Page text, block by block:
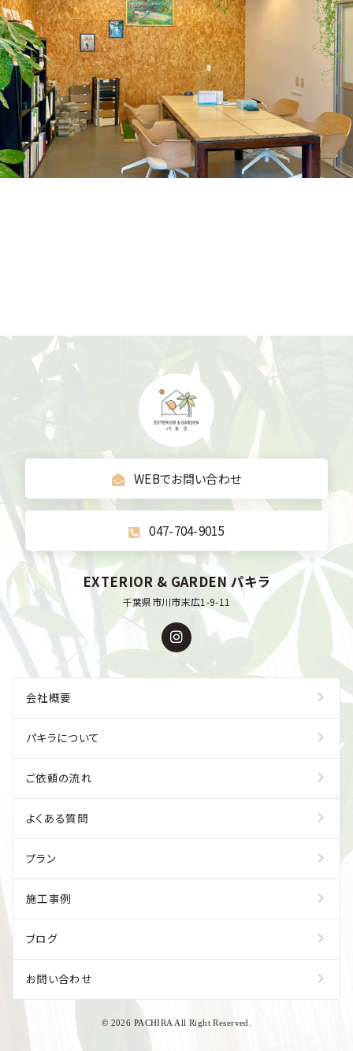
WEBでお問い合わせ
047-704-9015
EXTERIOR & GARDEN パキラ
千葉県市川市末広1-9-11
会社概要
パキラについて
ご依頼の流れ
よくある質問
プラン
施工事例
ブログ
お問い合わせ
© 2026 PACHIRA All Right Reserved.